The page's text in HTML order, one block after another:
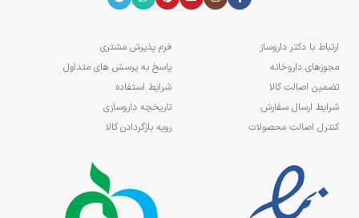
ارتباط با دکتر داروساز
مجوزهای داروخانه
تضمین اصالت کالا
شرایط ارسال سفارش
کنترل اصالت محصولات
فرم پذیرش مشتری
پاسخ به پرسش های متداول
شرایط استفاده
تاریخچه داروسازی
رویه بازگردادن کالا